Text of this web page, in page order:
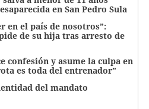
en San Pedro Sula
en el país de nosotros”:
de su hija tras arresto de
confesión y asume la culpa en
es toda del entrenador”
del mandato